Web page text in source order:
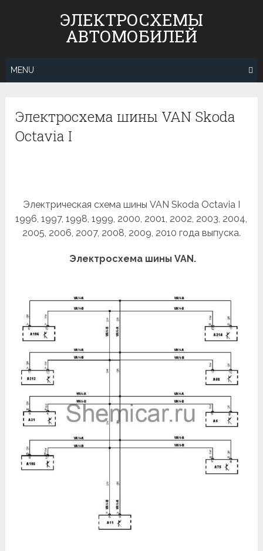
ЭЛЕКТРОСХЕМЫ
АВТОМОБИЛЕЙ
MENU
Электросхема шины VAN Skoda
Octavia I
Электрическая схема шины VAN Skoda Octavia I
1996, 1997, 1998, 1999, 2000, 2001, 2002, 2003, 2004,
2005, 2006, 2007, 2008, 2009, 2010 года выпуска.
Электросхема шины VAN.